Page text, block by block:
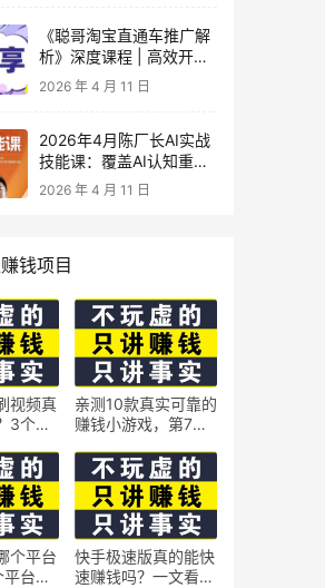
策略
《聪哥淘宝直通车推广解
析》深度课程 | 高效开
车、极速投产系统实操课
2026 年 4 月 11 日
2026年4月陈厂长AI实战
技能课：覆盖AI认知重
构、智能体与大模型解
2026 年 4 月 11 日
钱项目
视频真
3个隐
亲测10款真实可靠的
赚钱小游戏，第7款
个平台
台实
快手极速版真的能快
速赚钱吗？一文看懂